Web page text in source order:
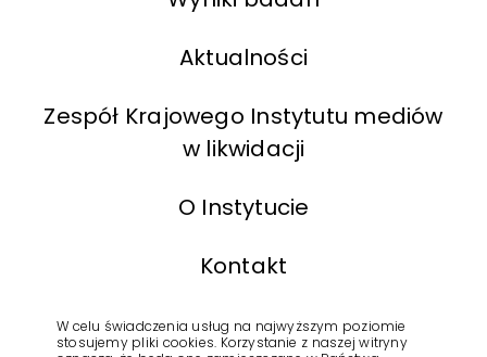
Aktualności
Zespół Krajowego Instytutu mediów
w likwidacji
O Instytucie
Kontakt
BIP
W celu świadczenia usług na najwyższym poziomie
stosujemy pliki cookies. Korzystanie z naszej witryny